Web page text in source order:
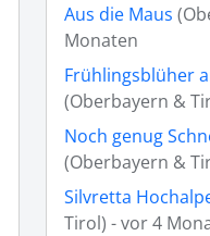
Aus die Maus
Monaten
Frühlingsblüher
(Oberbayern &
Noch genug
(Oberbayern &
Silvretta
Tirol) - vor 4